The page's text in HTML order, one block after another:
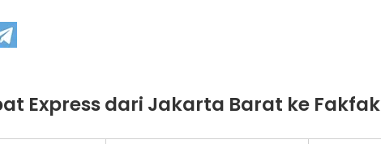
Express dari Jakarta Barat ke Fakfak